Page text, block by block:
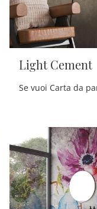
Light Cement